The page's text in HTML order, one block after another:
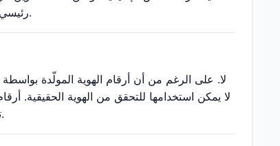
رئيسي لأغراض الاختبار والتطوير والتعليم ولا ينبغي استخدامه لأي غرض رسمي يتطلب عناوين حقيقية.
لا. على الرغم من أن أرقام الهوية المولّدة
لا يمكن استخدامها للتحقق من الهوية الحقيقية.
تنسيق البيانات وسيناريوهات التطوير الأخرى ولا يمكن استخدامها للمصادقة الحقيقية على الهوية.